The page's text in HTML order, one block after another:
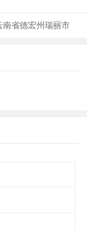
南省德宏州瑞丽市